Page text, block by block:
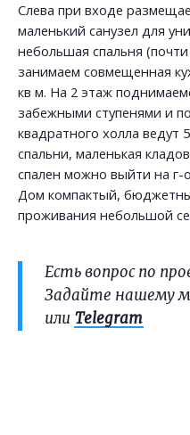
Слева при входе
маленький санузел для
небольшая спальня
занимаем совмещенная
кв м. На 2 этаж
забежными ступенями и
квадратного холла ведут
спальни, маленькая
спален можно выйти на
Дом компактый,
проживания небольшой
Есть вопрос по
Задайте нашему
или Telegram